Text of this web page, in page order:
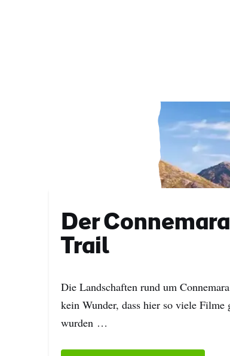
Der
Trail
Die Landschaften rund um
kein Wunder, dass hier so viele Filme
wurden …